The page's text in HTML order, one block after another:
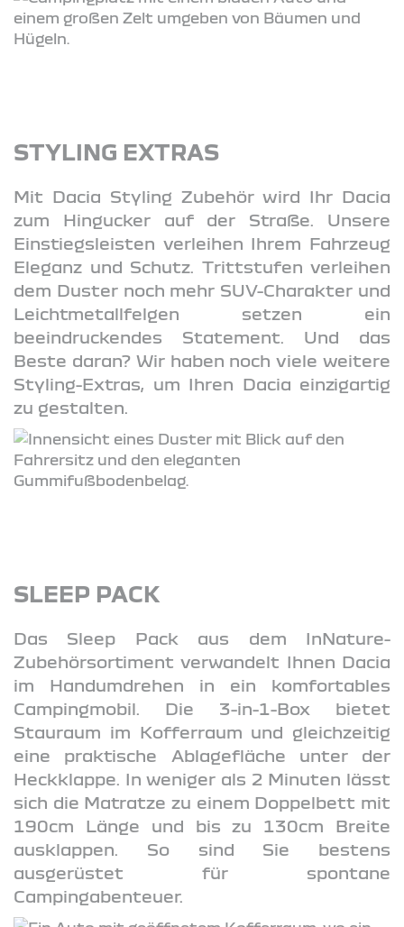
STYLING EXTRAS
Mit Dacia Styling Zubehör wird Ihr Dacia
zum Hingucker auf der Straße. Unsere
Einstiegsleisten verleihen Ihrem Fahrzeug
Eleganz und Schutz. Trittstufen verleihen
dem Duster noch mehr SUV-Charakter und
Leichtmetallfelgen setzen ein
beeindruckendes Statement. Und das
Beste daran? Wir haben noch viele weitere
Styling-Extras, um Ihren Dacia einzigartig
zu gestalten.
SLEEP PACK
Das Sleep Pack aus dem InNature-
Zubehörsortiment verwandelt Ihnen Dacia
im Handumdrehen in ein komfortables
Campingmobil. Die 3-in-1-Box bietet
Stauraum im Kofferraum und gleichzeitig
eine praktische Ablagefläche unter der
Heckklappe. In weniger als 2 Minuten lässt
sich die Matratze zu einem Doppelbett mit
190cm Länge und bis zu 130cm Breite
ausklappen. So sind Sie bestens
ausgerüstet für spontane
Campingabenteuer.